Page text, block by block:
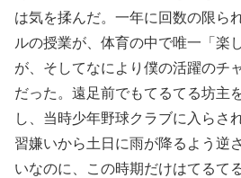
は気を揉んだ。一年に回数の限ら
ルの授業が、体育の中で唯一「楽
が、そしてなにより僕の活躍のチ
だった。遠足前でもてるてる坊主
し、当時少年野球クラブに入らさ
習嫌いから土日に雨が降るよう逆
いなのに、この時期だけはてるて